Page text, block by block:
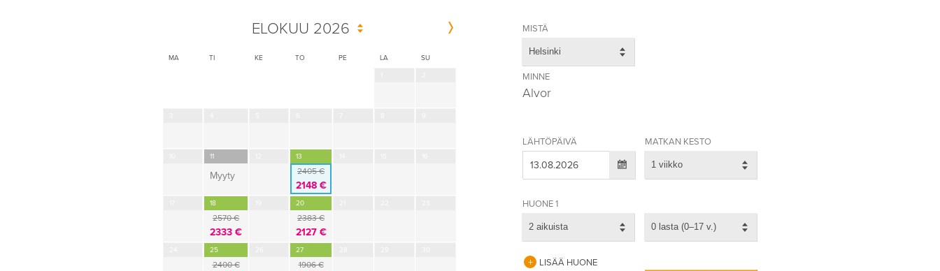
ELOKUU 2026
MA TI KE TO PE LA SU
11
Myyty
13
2405 €
2148 €
18
2570 €
2333 €
20
2383 €
2127 €
25
2400 €
27
1906 €
MISTÄ
Helsinki
MINNE
Alvor
LÄHTÖPÄIVÄ MATKAN KESTO
1 viikko
HUONE 1
2 aikuista 0 lasta (0–17 v.)
LISÄÄ HUONE